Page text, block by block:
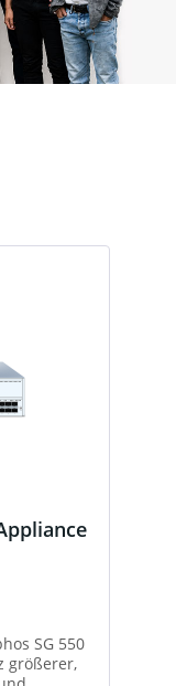
SG 550
größerer,